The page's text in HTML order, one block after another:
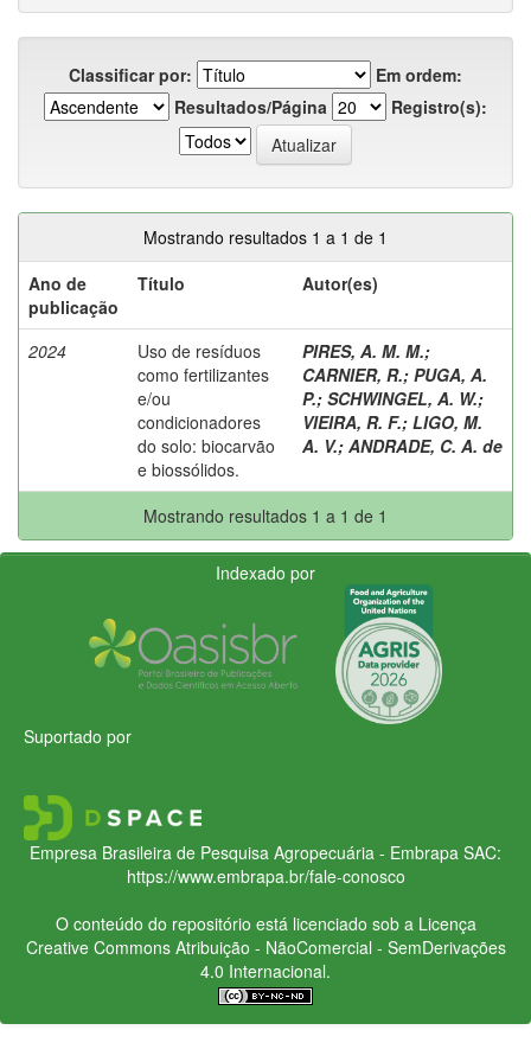
Classificar por:
Em ordem:
Resultados/Página
Registro(s):
Mostrando resultados 1 a 1 de 1
Ano de
publicação
Título Autor(es)
2024
Uso de resíduos
como fertilizantes
e/ou
condicionadores
do solo: biocarvão
e biossólidos.
PIRES, A. M. M.;
CARNIER, R.; PUGA, A.
P.; SCHWINGEL, A. W.;
VIEIRA, R. F.; LIGO, M.
A. V.; ANDRADE, C. A. de
Mostrando resultados 1 a 1 de 1
Indexado por
Suportado por
Empresa Brasileira de Pesquisa Agropecuária - Embrapa SAC:
https://www.embrapa.br/fale-conosco
O conteúdo do repositório está licenciado sob a Licença
Creative CommonsAtribuição - NãoComercial - SemDerivações
4.0 Internacional.